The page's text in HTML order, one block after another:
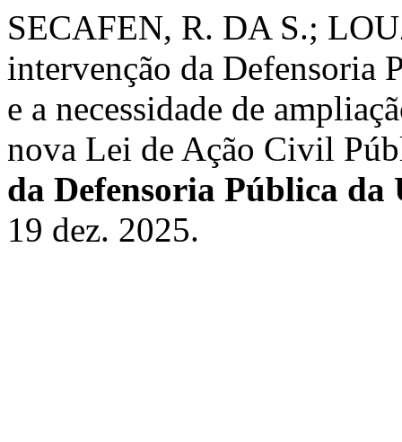
SECAFEN, R. DA S.;
intervenção da Defensoria
e a necessidade de
nova Lei de Ação Civil
da Defensoria Pública da
19 dez. 2025.